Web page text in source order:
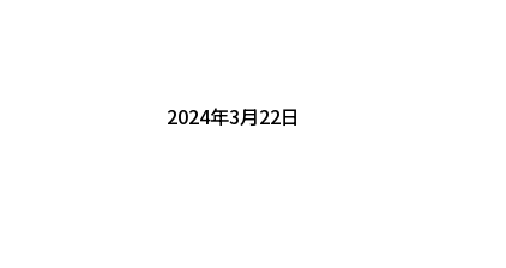
2024年3月22日